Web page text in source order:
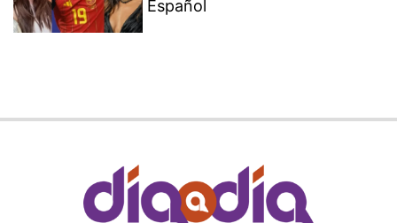
Español